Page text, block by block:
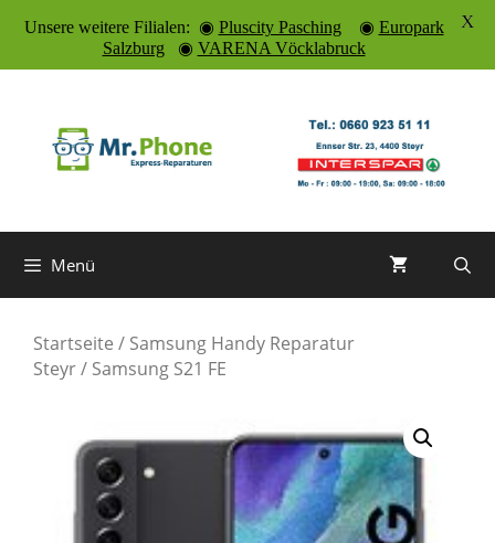
springen
Menü
Startseite / Samsung Handy Reparatur
Steyr/ Samsung S21 FE
Unsere weitere Filialen: ◉ Pluscity Pasching◉ Europark
Salzburg◉ VARENA Vöcklabruck
X